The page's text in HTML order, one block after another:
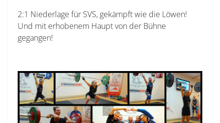
2:1 Niederlage für SVS, gekämpft wie die Löwen!
Und mit erhobenem Haupt von der Bühne
gegangen!